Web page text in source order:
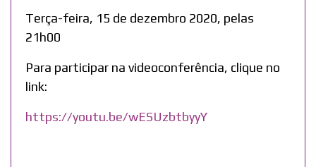
Terça-feira, 15 de dezembro 2020, pelas
21h00
Para participar na videoconferência, clique no
link:
https://youtu.be/wESUzbtbyyY